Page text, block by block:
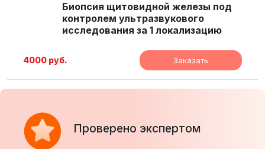
Биопсия щитовидной железы под
контролем ультразвукового
исследования за 1 локализацию
4000 руб. Заказать
Проверено экспертом